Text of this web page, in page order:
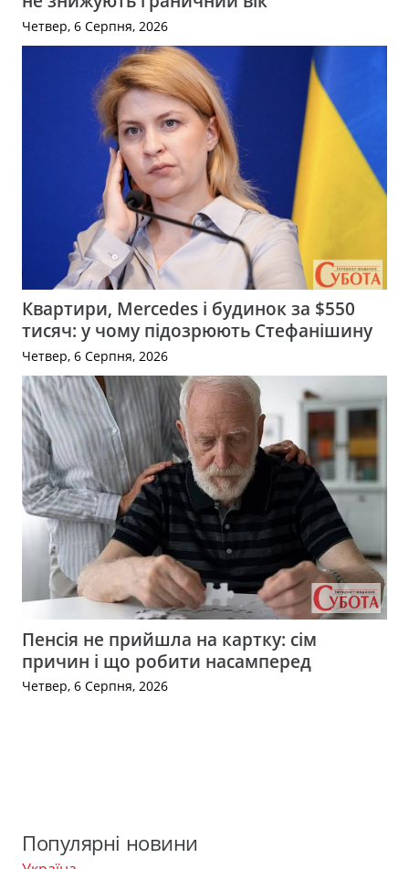
Четвер, 6 Серпня, 2026
Квартири, Mercedes і будинок за $550
тисяч: у чому підозрюють Стефанішину
Четвер, 6 Серпня, 2026
Пенсія не прийшла на картку: сім
причин і що робити насамперед
Четвер, 6 Серпня, 2026
Популярні новини